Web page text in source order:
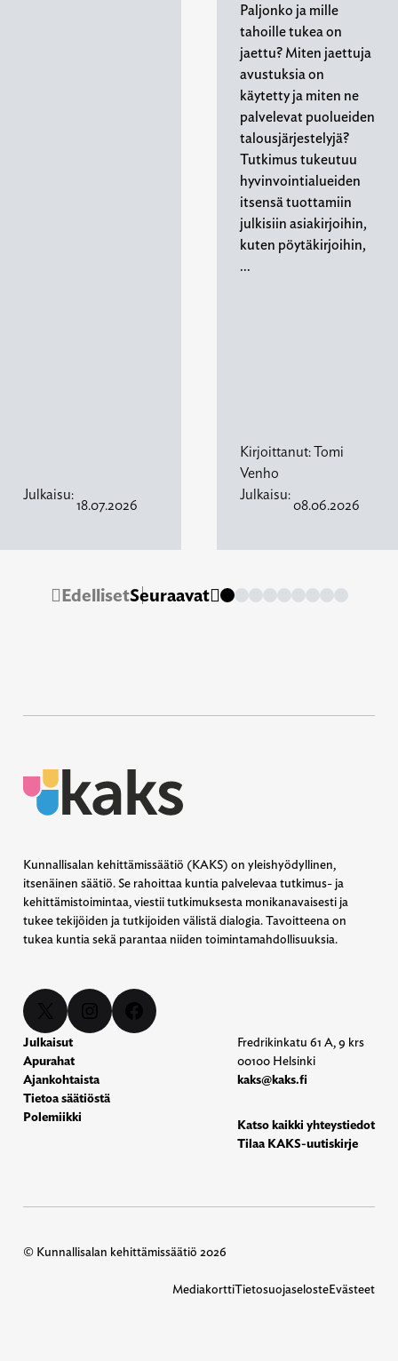
Julkaisu:
18.07.2026
Paljonko ja mille
tahoille tukea on
jaettu? Miten jaettuja
avustuksia on
käytetty ja miten ne
palvelevat puolueiden
talousjärjestelyjä?
Tutkimus tukeutuu
hyvinvointialueiden
itsensä tuottamiin
julkisiin asiakirjoihin,
kuten pöytäkirjoihin,
…
Kirjoittanut:Tomi
Venho
Julkaisu:
08.06.2026
EdellisetSeuraavat
Kunnallisalan kehittämissäätiö (KAKS) on yleishyödyllinen,
itsenäinen säätiö. Se rahoittaa kuntia palvelevaa tutkimus- ja
kehittämistoimintaa, viestii tutkimuksesta monikanavaisesti ja
tukee tekijöiden ja tutkijoiden välistä dialogia. Tavoitteena on
tukea kuntia sekä parantaa niiden toimintamahdollisuuksia.
X Instagram Facebook
Julkaisut
Apurahat
Ajankohtaista
Tietoa säätiöstä
Polemiikki
Fredrikinkatu 61 A, 9 krs
00100 Helsinki
kaks@kaks.fi
Katso kaikki yhteystiedot
Tilaa KAKS-uutiskirje
© Kunnallisalan kehittämissäätiö 2026
MediakorttiTietosuojaselosteEvästeet